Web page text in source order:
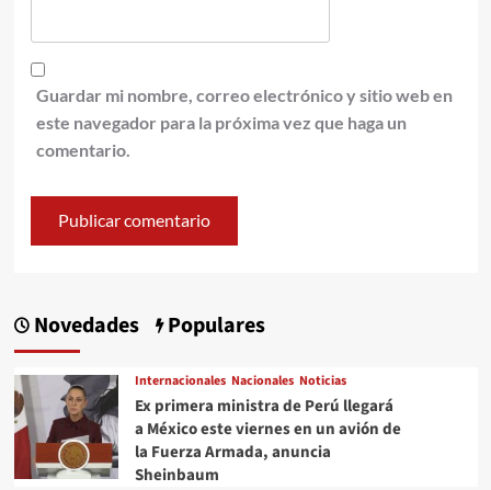
Guardar mi nombre, correo electrónico y sitio web en
este navegador para la próxima vez que haga un
comentario.
Novedades Populares
Internacionales Nacionales Noticias
Ex primera ministra de Perú llegará
a México este viernes en un avión de
la Fuerza Armada, anuncia
Sheinbaum